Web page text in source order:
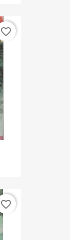
favorite_border
favorite_border